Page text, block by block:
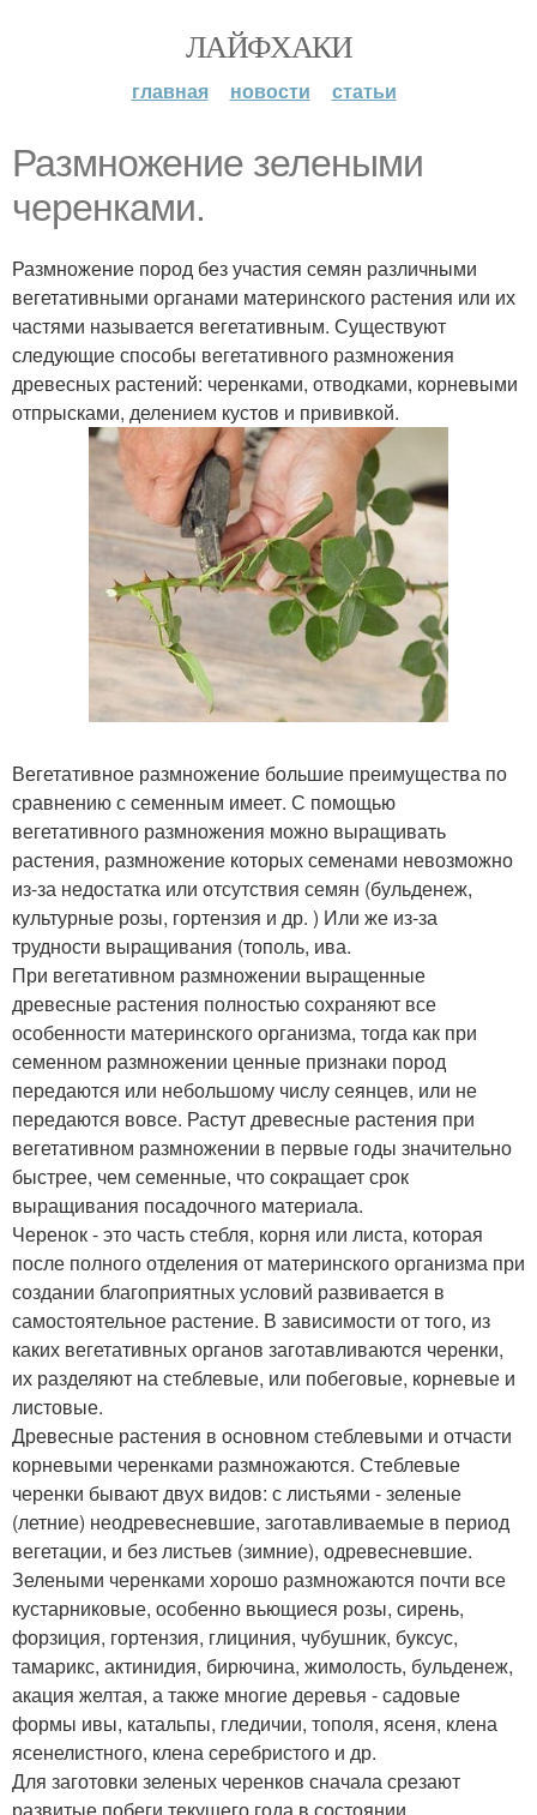
ЛАЙФХАКИ
главная новости статьи
Размножение зелеными
черенками.
Размножение пород без участия семян различными
вегетативными органами материнского растения или их
частями называется вегетативным. Существуют
следующие способы вегетативного размножения
древесных растений: черенками, отводками, корневыми
отпрысками, делением кустов и прививкой.
Вегетативное размножение большие преимущества по
сравнению с семенным имеет. С помощью
вегетативного размножения можно выращивать
растения, размножение которых семенами невозможно
из-за недостатка или отсутствия семян (бульденеж,
культурные розы, гортензия и др. ) Или же из-за
трудности выращивания (тополь, ива.
При вегетативном размножении выращенные
древесные растения полностью сохраняют все
особенности материнского организма, тогда как при
семенном размножении ценные признаки пород
передаются или небольшому числу сеянцев, или не
передаются вовсе. Растут древесные растения при
вегетативном размножении в первые годы значительно
быстрее, чем семенные, что сокращает срок
выращивания посадочного материала.
Черенок - это часть стебля, корня или листа, которая
после полного отделения от материнского организма при
создании благоприятных условий развивается в
самостоятельное растение. В зависимости от того, из
каких вегетативных органов заготавливаются черенки,
их разделяют на стеблевые, или побеговые, корневые и
листовые.
Древесные растения в основном стеблевыми и отчасти
корневыми черенками размножаются. Стеблевые
черенки бывают двух видов: с листьями - зеленые
(летние) неодревесневшие, заготавливаемые в период
вегетации, и без листьев (зимние), одревесневшие.
Зелеными черенками хорошо размножаются почти все
кустарниковые, особенно вьющиеся розы, сирень,
форзиция, гортензия, глициния, чубушник, буксус,
тамарикс, актинидия, бирючина, жимолость, бульденеж,
акация желтая, а также многие деревья - садовые
формы ивы, катальпы, гледичии, тополя, ясеня, клена
ясенелистного, клена серебристого и др.
Для заготовки зеленых черенков сначала срезают